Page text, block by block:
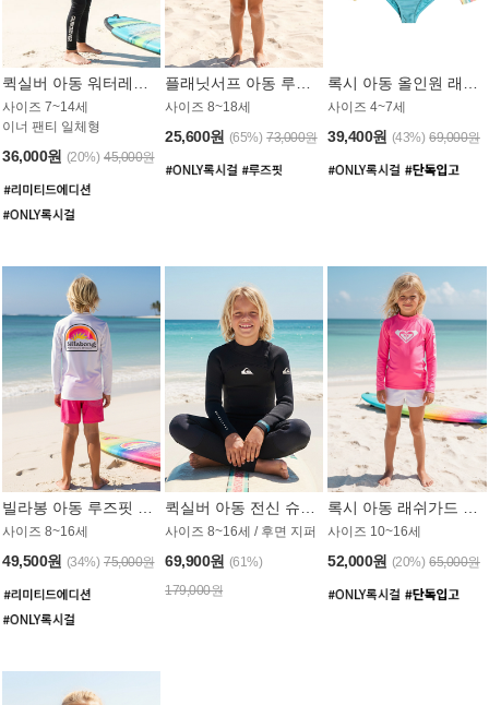
사이즈 7~14세
이너 팬티 일체형
36,000원 (20%) 45,000원
사이즈 8~18세
25,600원 (65%) 73,000원
사이즈 4~7세
39,400원 (43%) 69,000원
사이즈 8~16세
49,500원 (34%) 75,000원
사이즈 8~16세 / 후면 지퍼
69,900원 (61%)
179,000원
사이즈 10~16세
52,000원 (20%) 65,000원